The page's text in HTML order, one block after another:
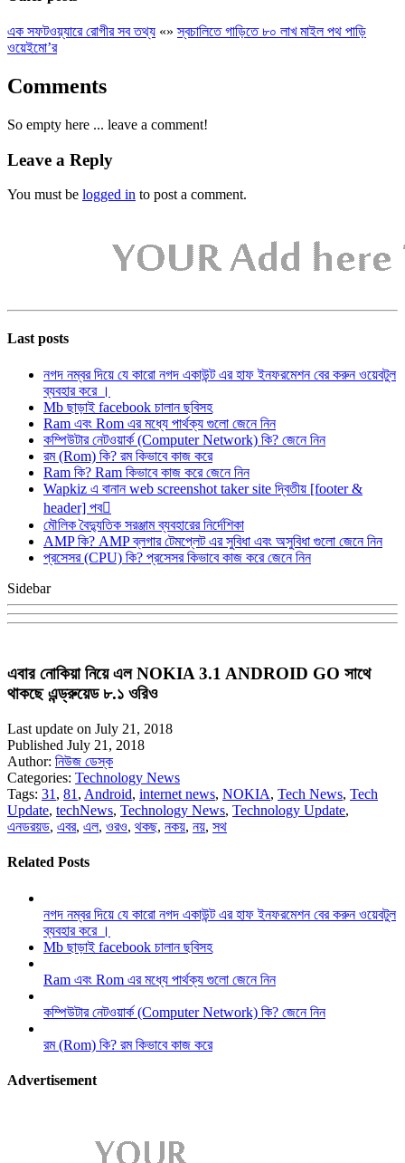
এক সফটওয়্যারে রোগীর সব তথ্য «»স্বচালিতে গাড়িতে ৮০ লাখ মাইল পথ পাড়ি
ওয়েইমো’র
Comments
So empty here ... leave a comment!
Leave a Reply
You must be logged in to post a comment.
Last posts
নগদ নম্বর দিয়ে যে কারো নগদ একাউন্ট এর হাফ ইনফরমেশন বের করুন ওয়েবটুল
ব্যবহার করে ।
Mb ছাড়াই facebook চালান ছবিসহ
Ram এবং Rom এর মধ্যে পার্থক্য গুলো জেনে নিন
কম্পিউটার নেটওয়ার্ক (Computer Network) কি? জেনে নিন
রম (Rom) কি? রম কিভাবে কাজ করে
Ram কি? Ram কিভাবে কাজ করে জেনে নিন
Wapkiz এ বানান web screenshot taker site দ্বিতীয় [footer &
header] পব
মৌলিক বৈদ্যুতিক সরঞ্জাম ব্যবহারের নির্দেশিকা
AMP কি? AMP ব্লগার টেমপ্লেট এর সুবিধা এবং অসুবিধা গুলো জেনে নিন
প্রসেসর (CPU) কি? প্রসেসর কিভাবে কাজ করে জেনে নিন
Sidebar
এবার নোকিয়া নিয়ে এল NOKIA 3.1 ANDROID GO সাথে
থাকছে এন্ড্রুয়েড ৮.১ ওরিও
Last update on July 21, 2018
Published July 21, 2018
Author: নিউজ ডেস্ক
Categories: Technology News
Tags: 31 , 81 , Android, internet news, NOKIA, Tech News, Tech
Update, techNews, Technology News, Technology Update,
এনডরয়ড, এবর, এল, ওরও, থকছ, নকয়, নয়, সথ
Related Posts
নগদ নম্বর দিয়ে যে কারো নগদ একাউন্ট এর হাফ ইনফরমেশন বের করুন ওয়েবটুল
ব্যবহার করে ।
Mb ছাড়াই facebook চালান ছবিসহ
Ram এবং Rom এর মধ্যে পার্থক্য গুলো জেনে নিন
কম্পিউটার নেটওয়ার্ক (Computer Network) কি? জেনে নিন
রম (Rom) কি? রম কিভাবে কাজ করে
Advertisement